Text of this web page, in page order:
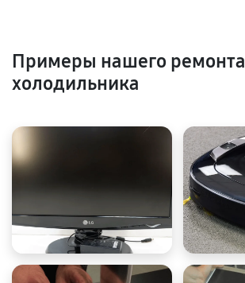
Примеры нашего ремонта
холодильника